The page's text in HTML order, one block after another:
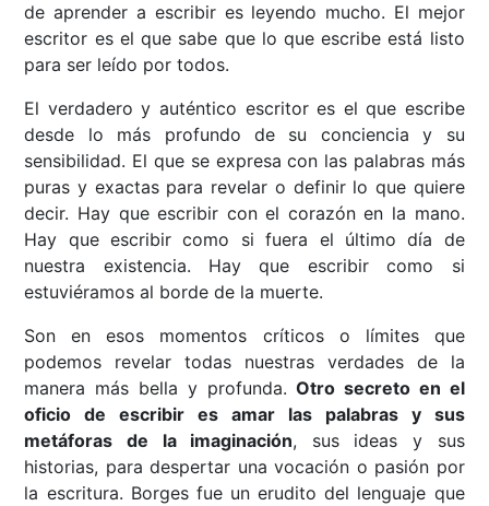
de aprender a escribir es leyendo mucho. El mejor
escritor es el que sabe que lo que escribe está listo
para ser leído por todos.
El verdadero y auténtico escritor es el que escribe
desde lo más profundo de su conciencia y su
sensibilidad. El que se expresa con las palabras más
puras y exactas para revelar o definir lo que quiere
decir. Hay que escribir con el corazón en la mano.
Hay que escribir como si fuera el último día de
nuestra existencia. Hay que escribir como si
estuviéramos al borde de la muerte.
Son en esos momentos críticos o límites que
podemos revelar todas nuestras verdades de la
manera más bella y profunda.Otro secreto en el
oficio de escribir es amar las palabras y sus
metáforas de la imaginación, sus ideas y sus
historias, para despertar una vocación o pasión por
la escritura. Borges fue un erudito del lenguaje que